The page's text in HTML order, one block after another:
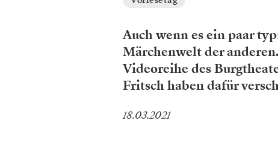
Auch wenn es ein paar
Märchenwelt der
Videoreihe des
Fritsch haben dafür
18.03.2021